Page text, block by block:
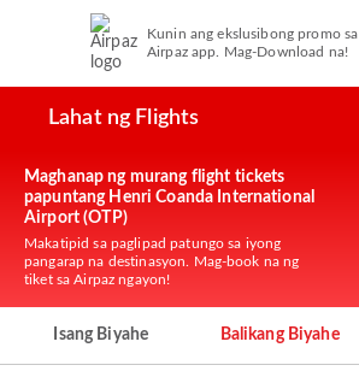
Kunin ang ekslusibong promo sa
Airpaz app. Mag-Download na!
Lahat ng Flights
Maghanap ng murang flight tickets
papuntang Henri Coanda International
Airport (OTP)
Makatipid sa paglipad patungo sa iyong
pangarap na destinasyon. Mag-book na ng
tiket sa Airpaz ngayon!
Isang Biyahe Balikang Biyahe